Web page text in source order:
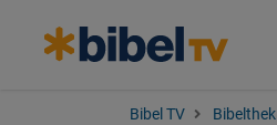
Bibel TV Bibelthek